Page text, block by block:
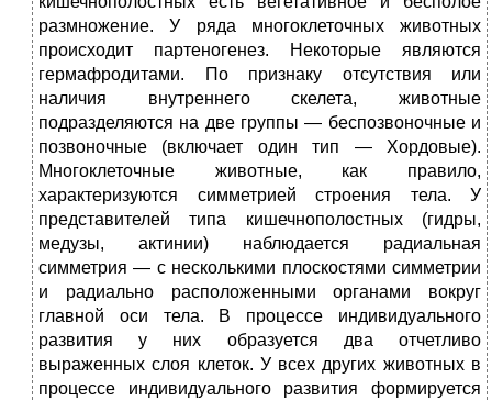
размножение. У ряда многоклеточных животных
происходит партеногенез. Некоторые являются
гермафродитами. По признаку отсутствия или
наличия внутреннего скелета, животные
подразделяются на две группы — беспозвоночные и
позвоночные (включает один тип — Хордовые).
Многоклеточные животные, как правило,
характеризуются симметрией строения тела. У
представителей типа кишечнополостных (гидры,
медузы, актинии) наблюдается радиальная
симметрия — с несколькими плоскостями симметрии
и радиально расположенными органами вокруг
главной оси тела. В процессе индивидуального
развития у них образуется два отчетливо
выраженных слоя клеток. У всех других животных в
процессе индивидуального развития формируется